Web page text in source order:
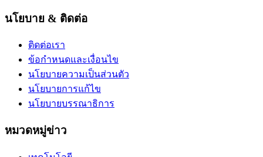
นโยบาย & ติดต่อ
ติดต่อเรา
ข้อกำหนดและเงื่อนไข
นโยบายความเป็นส่วนตัว
นโยบายการแก้ไข
นโยบายบรรณาธิการ
หมวดหมู่ข่าว